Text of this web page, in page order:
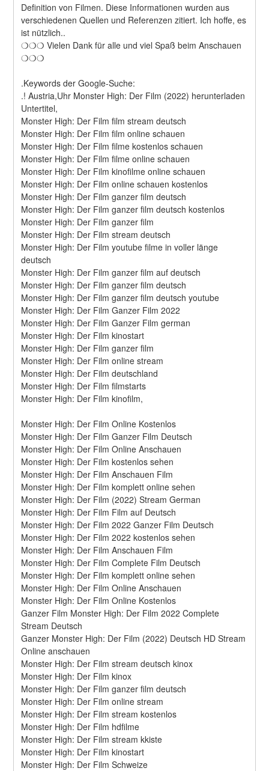
Definition von Filmen. Diese Informationen wurden aus
verschiedenen Quellen und Referenzen zitiert. Ich hoffe, es
ist nützlich..
❍❍❍ Vielen Dank für alle und viel Spaß beim Anschauen
❍❍❍
.Keywords der Google-Suche:
.! Austria,Uhr Monster High: Der Film (2022) herunterladen
Untertitel,
Monster High: Der Film film stream deutsch
Monster High: Der Film film online schauen
Monster High: Der Film filme kostenlos schauen
Monster High: Der Film filme online schauen
Monster High: Der Film kinofilme online schauen
Monster High: Der Film online schauen kostenlos
Monster High: Der Film ganzer film deutsch
Monster High: Der Film ganzer film deutsch kostenlos
Monster High: Der Film ganzer film
Monster High: Der Film stream deutsch
Monster High: Der Film youtube filme in voller länge
deutsch
Monster High: Der Film ganzer film auf deutsch
Monster High: Der Film ganzer film deutsch
Monster High: Der Film ganzer film deutsch youtube
Monster High: Der Film Ganzer Film 2022
Monster High: Der Film Ganzer Film german
Monster High: Der Film kinostart
Monster High: Der Film ganzer film
Monster High: Der Film online stream
Monster High: Der Film deutschland
Monster High: Der Film filmstarts
Monster High: Der Film kinofilm,
Monster High: Der Film Online Kostenlos
Monster High: Der Film Ganzer Film Deutsch
Monster High: Der Film Online Anschauen
Monster High: Der Film kostenlos sehen
Monster High: Der Film Anschauen Film
Monster High: Der Film komplett online sehen
Monster High: Der Film (2022) Stream German
Monster High: Der Film Film auf Deutsch
Monster High: Der Film 2022 Ganzer Film Deutsch
Monster High: Der Film 2022 kostenlos sehen
Monster High: Der Film Anschauen Film
Monster High: Der Film Complete Film Deutsch
Monster High: Der Film komplett online sehen
Monster High: Der Film Online Anschauen
Monster High: Der Film Online Kostenlos
Ganzer Film Monster High: Der Film 2022 Complete
Stream Deutsch
Ganzer Monster High: Der Film (2022) Deutsch HD Stream
Online anschauen
Monster High: Der Film stream deutsch kinox
Monster High: Der Film kinox
Monster High: Der Film ganzer film deutsch
Monster High: Der Film online stream
Monster High: Der Film stream kostenlos
Monster High: Der Film hdfilme
Monster High: Der Film stream kkiste
Monster High: Der Film kinostart
Monster High: Der Film Schweize